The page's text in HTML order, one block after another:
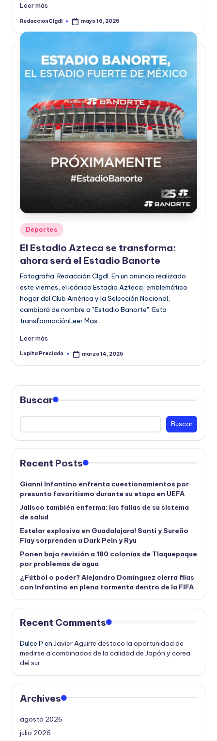
Leer más
Publicado
RedaccionCIgdl mayo 16, 2025
Publicado
en
Deportes
El Estadio Azteca se transforma:
ahora será el Estadio Banorte
Fotografia: Redacción CIgdl. En un anuncio realizado
este viernes, el icónico Estadio Azteca, emblemático
hogar del Club América y la Selección Nacional,
cambiará de nombre a "Estadio Banorte". Esta
transformaciónLeer Mas…
Leer más
Publicado
Lupita Preciado marzo 14, 2025
Buscar
Buscar
Recent Posts
Gianni Infantino enfrenta cuestionamientos por
presunto favoritismo durante su etapa en UEFA
Jalisco también enferma: las fallas de su sistema
de salud
Estelar explosiva en Guadalajara! Santi y Sureño
Flay sorprenden a Dark Pein y Ryu
Ponen bajo revisión a 180 colonias de Tlaquepaque
por problemas de agua
¿Fútbol o poder? Alejandro Domínguez cierra filas
con Infantino en plena tormenta dentro de la FIFA
Recent Comments
Dulce P en Javier Aguirre destaco la oportunidad de
medirse a combinados de la calidad de Japón y corea
del sur.
Archives
agosto 2026
julio 2026